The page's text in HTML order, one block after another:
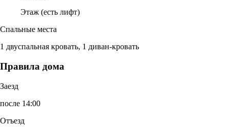
Этаж (есть лифт)
Спальные места
1 двуспальная кровать, 1 диван-кровать
Правила дома
Заезд
после 14:00
Отъезд